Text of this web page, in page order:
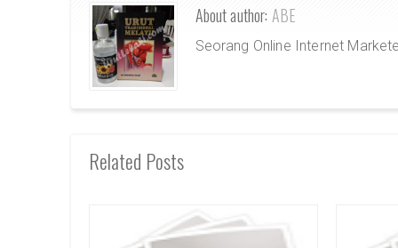
About author: ABE
Seorang Online Internet
Related Posts